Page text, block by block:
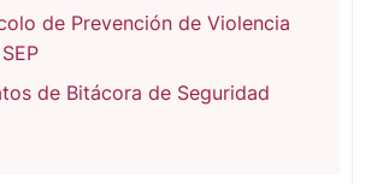
de Prevención de Violencia
de Bitácora de Seguridad